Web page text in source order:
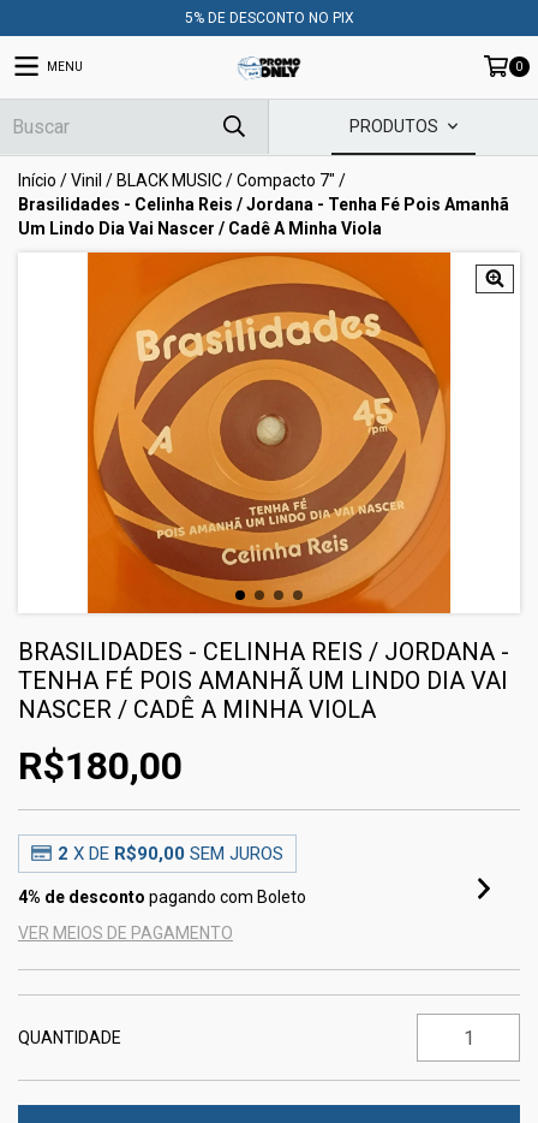
5% DE DESCONTO NO PIX
MENU 0
PRODUTOS
Início /Vinil / BLACK MUSIC/Compacto 7" /
Brasilidades - Celinha Reis / Jordana - Tenha Fé Pois Amanhã
Um Lindo Dia Vai Nascer / Cadê A Minha Viola
BRASILIDADES - CELINHA REIS / JORDANA -
TENHA FÉ POIS AMANHÃ UM LINDO DIA VAI
NASCER / CADÊ A MINHA VIOLA
R$180,00
2 X DE R$90,00 SEM JUROS
4% de desconto pagando com Boleto
VER MEIOS DE PAGAMENTO
QUANTIDADE